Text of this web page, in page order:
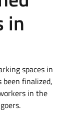
in
spaces in
been finalized,
in the